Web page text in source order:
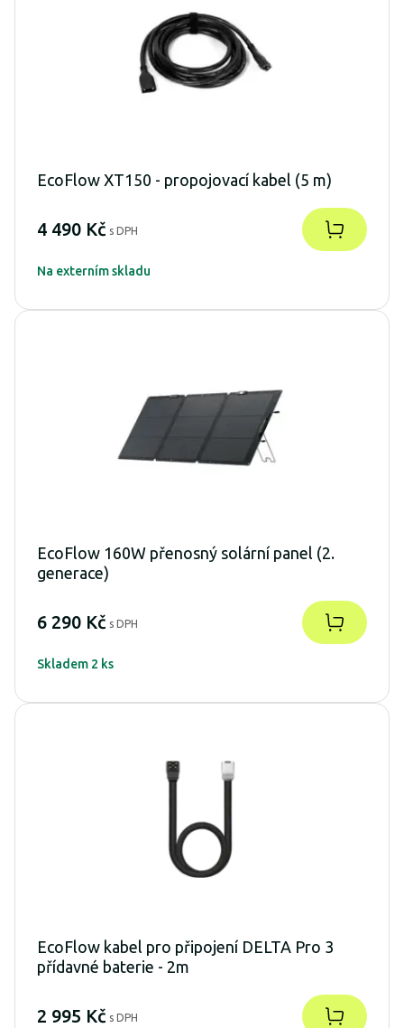
EcoFlow XT150 - propojovací kabel (5 m)
4 490 Kč s DPH
Na externím skladu
EcoFlow 160W přenosný solární panel (2.
generace)
6 290 Kč s DPH
Skladem 2 ks
EcoFlow kabel pro připojení DELTA Pro 3
přídavné baterie - 2m
2 995 Kč s DPH